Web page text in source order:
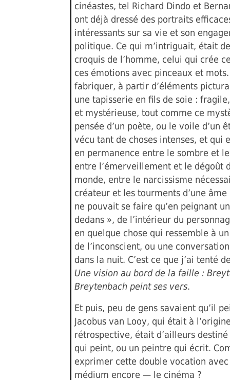
cinéastes, tel Richard Dindo et
ont déjà dressé des portraits
intéressants sur sa vie et son
politique. Ce qui m’intriguait, était
croquis de l’homme, celui qui crée
ces émotions avec pinceaux et
fabriquer, à partir d’éléments
une tapisserie en fils de soie :
et mystérieuse, tout comme ce
pensée d’un poète, ou le voile d’un
vécu tant de choses intenses, et qui
en permanence entre le sombre et
entre l’émerveillement et le dégoût
monde, entre le narcissisme
créateur et les tourments d’une
ne pouvait se faire qu’en peignant
dedans », de l’intérieur du
en quelque chose qui ressemble à
de l’inconscient, ou une
dans la nuit. C’est ce que j’ai tenté
Une vision au bord de la faille :
Breytenbach peint ses vers.
Et puis, peu de gens savaient qu’il
Jacobus van Looy, qui était à
rétrospective, était d’ailleurs
qui peint, ou un peintre qui écrit.
exprimer cette double vocation
médium encore — le cinéma ?